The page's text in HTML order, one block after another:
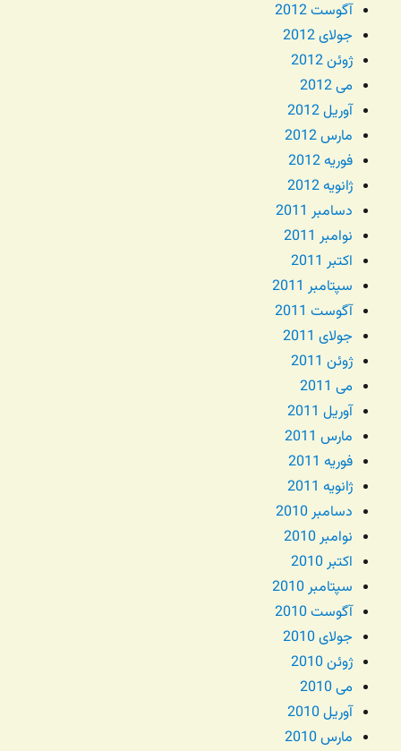
آگوست 2012
جولای 2012
ژوئن 2012
می 2012
آوریل 2012
مارس 2012
فوریه 2012
ژانویه 2012
دسامبر 2011
نوامبر 2011
اکتبر 2011
سپتامبر 2011
آگوست 2011
جولای 2011
ژوئن 2011
می 2011
آوریل 2011
مارس 2011
فوریه 2011
ژانویه 2011
دسامبر 2010
نوامبر 2010
اکتبر 2010
سپتامبر 2010
آگوست 2010
جولای 2010
ژوئن 2010
می 2010
آوریل 2010
مارس 2010